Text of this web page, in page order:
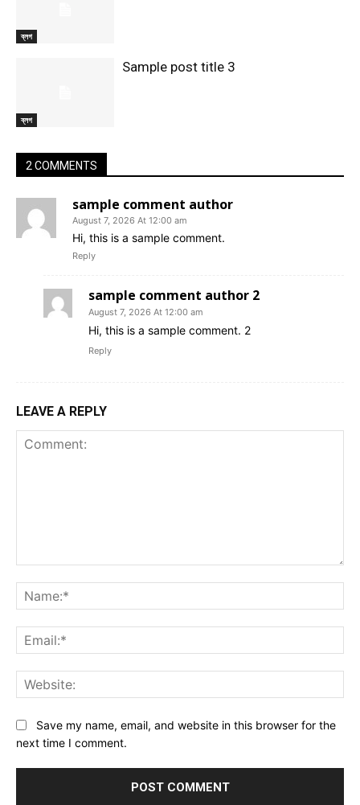
ব্লগ
ব্লগ
Sample post title 3
2 COMMENTS
sample comment author
August 7, 2026 At 12:00 am
Hi, this is a sample comment.
Reply
sample comment author 2
August 7, 2026 At 12:00 am
Hi, this is a sample comment. 2
Reply
LEAVE A REPLY
Save my name, email, and website in this browser for the
next time I comment.